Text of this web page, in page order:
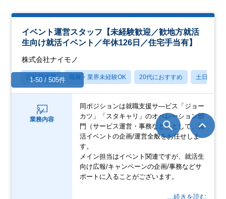
イベント運営スタッフ【未経験歓迎／歓地方就活
生向け就活イベント／年休126日／住宅手当有】
株式会社ナイモノ
正社員採用 職種・業界未経験OK 20代におすすめ 土日祝休み
業務内容
同ポジションは就職支援サ―ビス「ジョー
カツ」「スタキャリ」のオペレーション部
門（サービス運営・事務など）として、就
活イベントの企画/運営全般をお任せしま
す。
メイン担当はイベント関連ですが、就活生
向け広報/キャンペーンの企画/事務などサ
ポートに入ることがございます。
…続きを読む
1-50 / 505件